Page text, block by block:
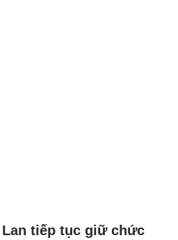
Lan tiếp tục giữ chức